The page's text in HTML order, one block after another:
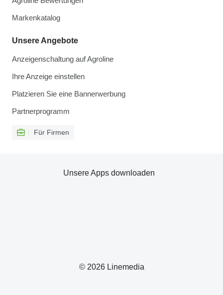
Markenkatalog
Unsere Angebote
Anzeigenschaltung auf Agroline
Ihre Anzeige einstellen
Platzieren Sie eine Bannerwerbung
Partnerprogramm
Für Firmen
© 2026 Linemedia
Unsere Apps downloaden